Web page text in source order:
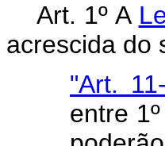
Art. 1º A
acrescida do
"Art.
entre